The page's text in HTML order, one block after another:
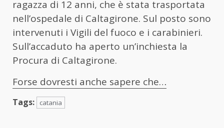
ragazza di 12 anni, che è stata trasportata
nell’ospedale di Caltagirone. Sul posto sono
intervenuti i Vigili del fuoco e i carabinieri.
Sull’accaduto ha aperto un’inchiesta la
Procura di Caltagirone.
Forse dovresti anche sapere che…
Tags: catania